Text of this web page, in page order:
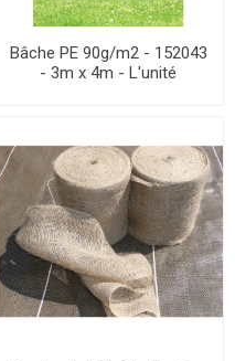
Bâche PE 90g/m2 - 152043
- 3m x 4m - L'unité